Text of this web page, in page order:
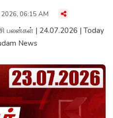
2026, 06:15 AM
பலன்கள் | 24.07.2026 | Today
News